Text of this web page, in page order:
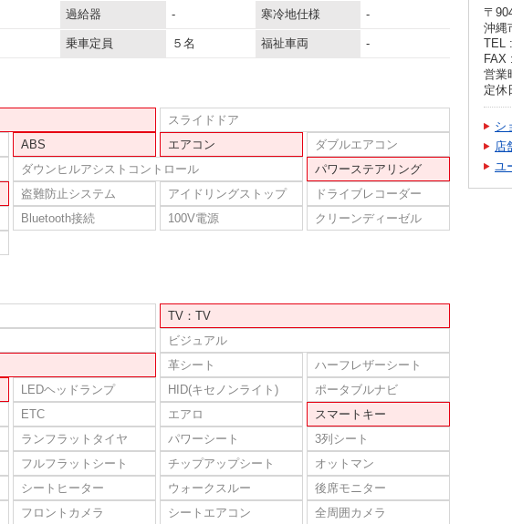
過給器 - 寒冷地仕様 -
乗車定員 ５名 福祉車両 -
スライドドア
ABS エアコン
ダブルエアコン
ダウンヒルアシストコントロール
パワーステアリング
盗難防止システム アイドリングストップ
ドライブレコーダー
Bluetooth接続 100V電源
クリーンディーゼル
TV：TV
ビジュアル
革シート
ハーフレザーシート
LEDヘッドランプ HID(キセノンライト)
ポータブルナビ
ETC エアロ
スマートキー
ランフラットタイヤ パワーシート
3列シート
フルフラットシート チップアップシート
オットマン
シートヒーター ウォークスルー
後席モニター
フロントカメラ シートエアコン
全周囲カメラ
〒
沖縄
TEL
FAX :
営業
定休
シ
店
ユ